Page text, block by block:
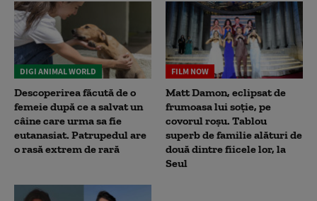
DIGI ANIMAL WORLD
Descoperirea făcută de o
femeie după ce a salvat un
câine care urma sa fie
eutanasiat. Patrupedul are
o rasă extrem de rară
FILM NOW
Matt Damon, eclipsat de
frumoasa lui soție, pe
covorul roșu. Tablou
superb de familie alături de
două dintre fiicele lor, la
Seul